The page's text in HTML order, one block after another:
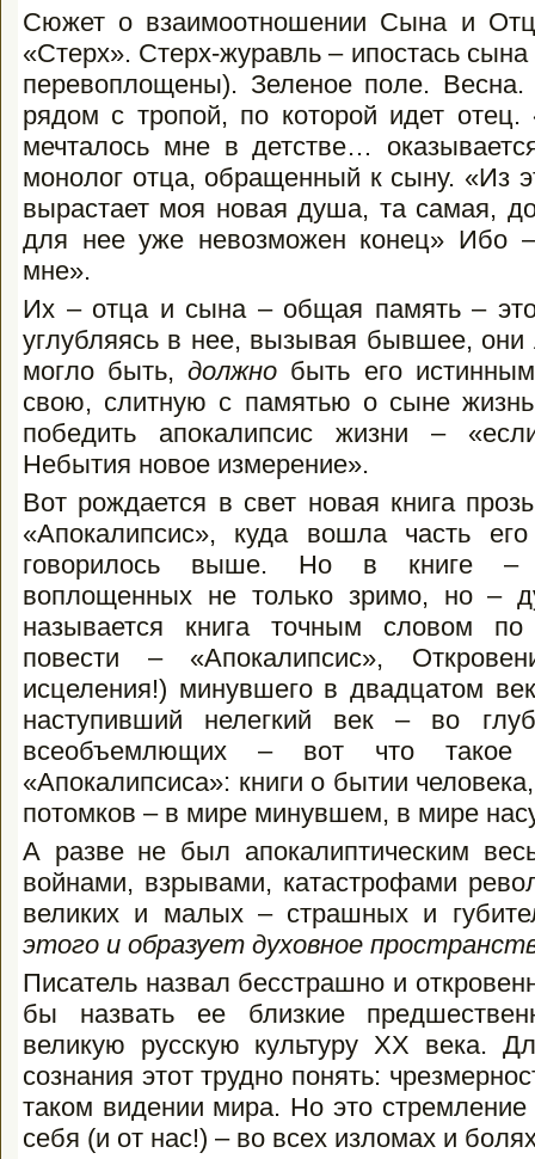
Сюжет о взаимоотношении Сына и
«Стерх». Стерх-журавль – ипостась
перевоплощены). Зеленое поле.
рядом с тропой, по которой идет
мечталось мне в детстве…
монолог отца, обращенный к сыну. «Из
вырастает моя новая душа, та самая,
для нее уже невозможен конец» Ибо
мне».
Их – отца и сына – общая память –
углубляясь в нее, вызывая бывшее,
могло быть,должно быть его
свою, слитную с памятью о сыне
победить апокалипсис жизни –
Небытия новое измерение».
Вот рождается в свет новая книга
«Апокалипсис», куда вошла часть
говорилось выше. Но в книге –
воплощенных не только зримо, но –
называется книга точным словом
повести – «Апокалипсис»,
исцеления!) минувшего в двадцатом
наступивший нелегкий век – во
всеобъемлющих – вот что такое
«Апокалипсиса»: книги о бытии
потомков – в мире минувшем, в мире
А разве не был апокалиптическим
войнами, взрывами, катастрофами
великих и малых – страшных и
этого и образует духовное
Писатель назвал бесстрашно и
бы назвать ее близкие
великую русскую культуру XX века.
сознания этот трудно понять:
таком видении мира. Но это стремление
себя (и от нас!) – во всех изломах и